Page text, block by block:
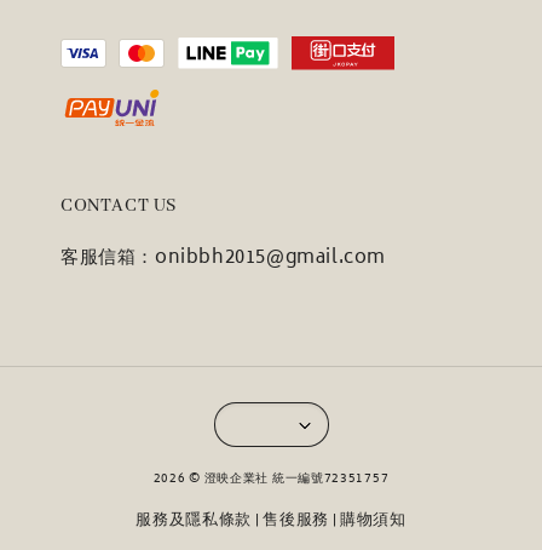
CONTACT US
客服信箱：onibbh2015@gmail.com
2026 © 澄映企業社 統一編號72351757
服務及隱私條款 |售後服務 |購物須知